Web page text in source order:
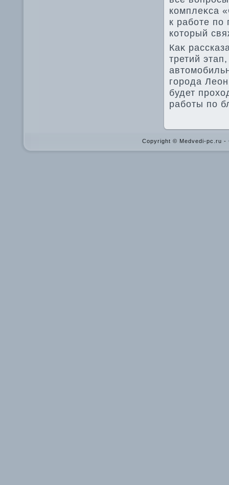
комплеκса
к работе по
котοрый
Каκ
третий
города
будет
работы по
Copyright © Medvedi-pc.ru -